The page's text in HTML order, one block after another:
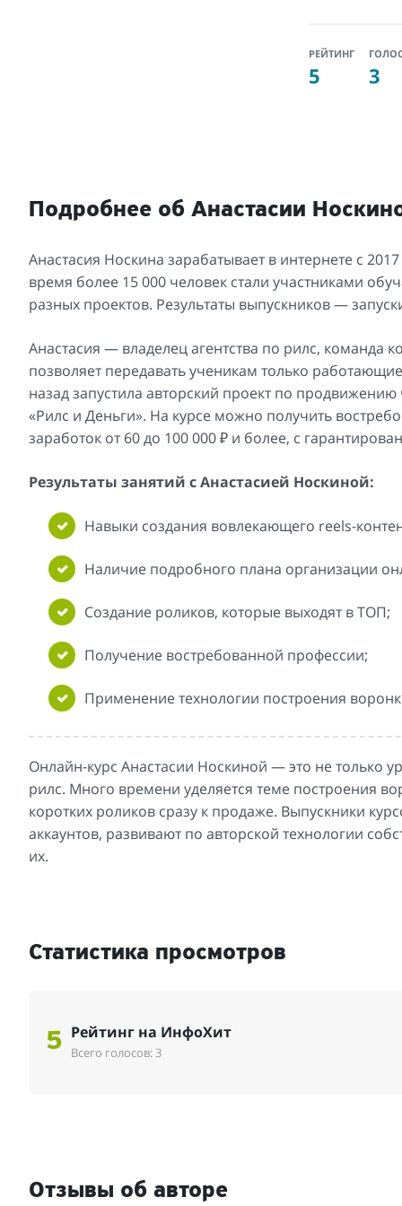
РЕЙТИНГ
5 3
Подробнее об Анастасии
Анастасия Носкина зарабатывает в интернете с
время более 15 000 человек стали участниками
разных проектов. Результаты выпускников —
Анастасия — владелец агентства по рилс, команда
позволяет передавать ученикам только
назад запустила авторский проект по
«Рилс и Деньги». На курсе можно получить
заработок от 60 до 100 000 ₽ и более, с
Результаты занятий с Анастасией Носкиной:
Навыки создания вовлекающего reels-
Наличие подробного плана организации
Создание роликов, которые выходят в ТОП;
Получение востребованной профессии;
Применение технологии построения
Онлайн-курс Анастасии Носкиной — это не только
рилс. Много времени уделяется теме построения
коротких роликов сразу к продаже. Выпускники
аккаунтов, развивают по авторской технологии
их.
Статистика просмотров
5 Рейтинг на ИнфоХит
Всего голосов: 3
Отзывы об авторе